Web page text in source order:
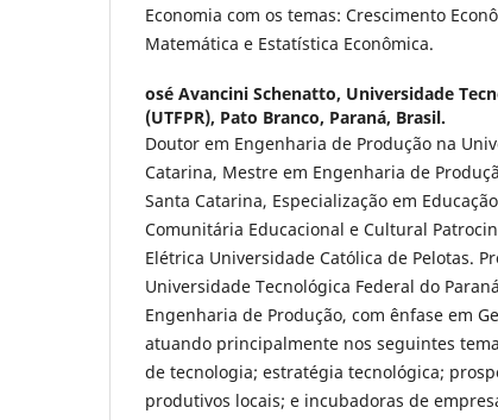
Economia com os temas: Crescimento
Matemática e Estatística Econômica.
osé Avancini Schenatto, Universidade
(UTFPR), Pato Branco, Paraná, Brasil.
Doutor em Engenharia de Produção na
Catarina, Mestre em Engenharia de
Santa Catarina, Especialização em
Comunitária Educacional e Cultural
Elétrica Universidade Católica de Pelotas.
Universidade Tecnológica Federal do
Engenharia de Produção, com ênfase em
atuando principalmente nos seguintes
de tecnologia; estratégia tecnológica;
produtivos locais; e incubadoras de